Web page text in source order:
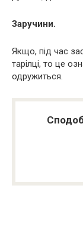
Заручини.
Якщо, під час
тарілці, то це
одружиться.